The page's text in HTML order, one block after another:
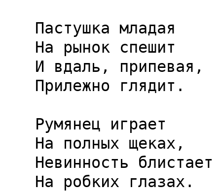
Пастушка младая
На рынок спешит
И вдаль, припевая,
Прилежно глядит.
Румянец играет
На полных щеках,
Невинность блистает
На робких глазах.